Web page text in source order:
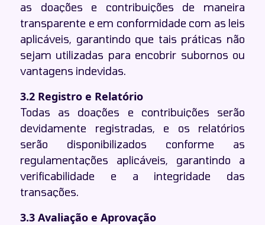
as doações e contribuições de maneira
transparente e em conformidade com as leis
aplicáveis, garantindo que tais práticas não
sejam utilizadas para encobrir subornos ou
vantagens indevidas.
3.2 Registro e Relatório
Todas as doações e contribuições serão
devidamente registradas, e os relatórios
serão disponibilizados conforme as
regulamentações aplicáveis, garantindo a
verificabilidade e a integridade das
transações.
3.3 Avaliação e Aprovação